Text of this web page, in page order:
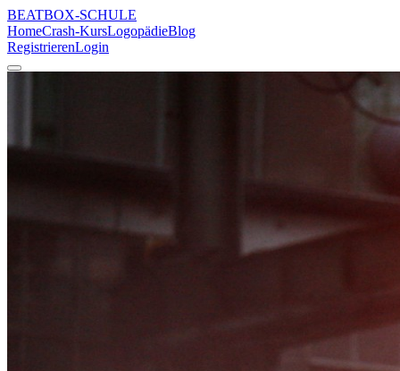
BEATBOX-SCHULE
HomeCrash-KursLogopädieBlog
RegistrierenLogin